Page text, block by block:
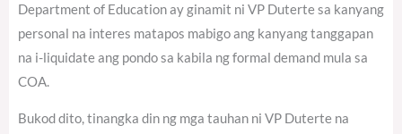
Department of Education ay ginamit ni VP Duterte sa kanyang
personal na interes matapos mabigo ang kanyang tanggapan
na i-liquidate ang pondo sa kabila ng formal demand mula sa
COA.
Bukod dito, tinangka din ng mga tauhan ni VP Duterte na